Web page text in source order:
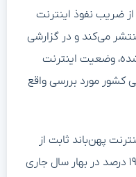
ضریب نفوذ اینترنت
می‌کند و در گزارشی
وضعیت اینترنت
کشور مورد بررسی واقع
پهن‌باند ثابت از
۱۸.۵۸ درصد در بهار سال ۱۴۰۲ به ۱۹.۰۸ درصد در بهار سال جاری